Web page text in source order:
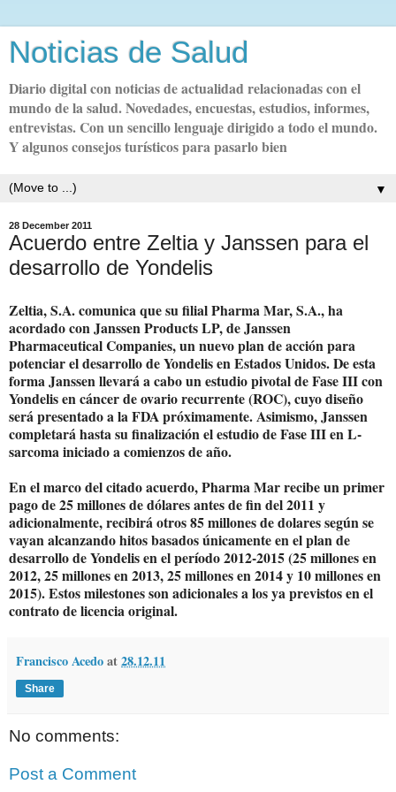
Noticias de Salud
Diario digital con noticias de actualidad relacionadas con el
mundo de la salud. Novedades, encuestas, estudios, informes,
entrevistas. Con un sencillo lenguaje dirigido a todo el mundo.
Y algunos consejos turísticos para pasarlo bien
▼
28 December 2011
Acuerdo entre Zeltia y Janssen para el
desarrollo de Yondelis
Zeltia, S.A. comunica que su filial Pharma Mar, S.A., ha
acordado con Janssen Products LP, de Janssen
Pharmaceutical Companies, un nuevo plan de acción para
potenciar el desarrollo de Yondelis en Estados Unidos. De esta
forma Janssen llevará a cabo un estudio pivotal de Fase III con
Yondelis en cáncer de ovario recurrente (ROC), cuyo diseño
será presentado a la FDA próximamente. Asimismo, Janssen
completará hasta su finalización el estudio de Fase III en L-
sarcoma iniciado a comienzos de año.
En el marco del citado acuerdo, Pharma Mar recibe un primer
pago de 25 millones de dólares antes de fin del 2011 y
adicionalmente, recibirá otros 85 millones de dolares según se
vayan alcanzando hitos basados únicamente en el plan de
desarrollo de Yondelis en el período 2012-2015 (25 millones en
2012, 25 millones en 2013, 25 millones en 2014 y 10 millones en
2015). Estos milestones son adicionales a los ya previstos en el
contrato de licencia original.
Francisco Acedoat28.12.11
Share
No comments:
Post a Comment